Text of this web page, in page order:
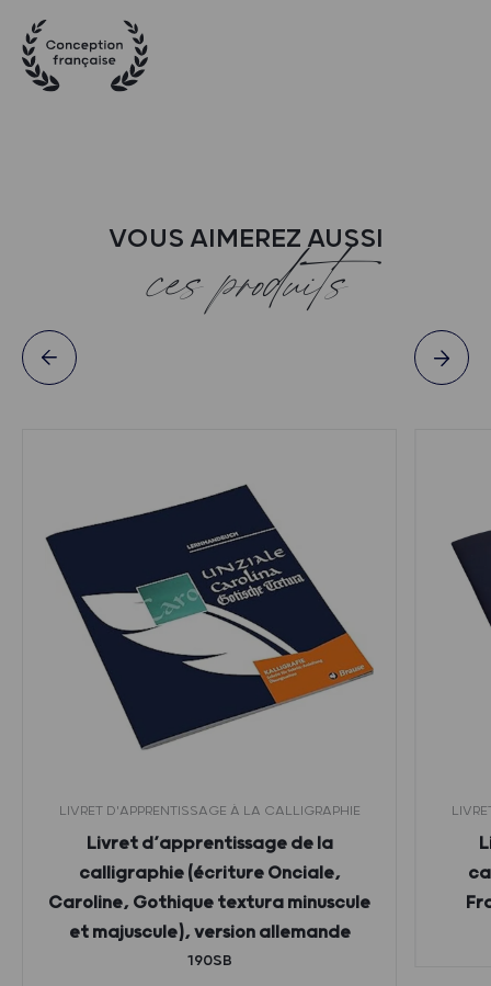
VOUS AIMEREZ AUSSI
ces produits
LIVRET D'APPRENTISSAGE À LA CALLIGRAPHIE
Livret d’apprentissage de la
calligraphie (écriture Onciale,
Caroline, Gothique textura minuscule
et majuscule), version allemande
190SB